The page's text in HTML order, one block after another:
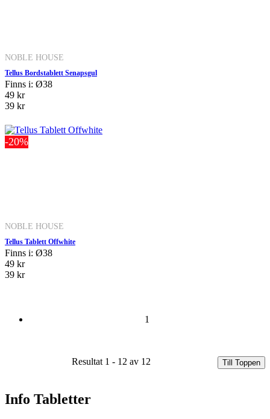
NOBLE HOUSE
Tellus Bordstablett Senapsgul
Finns i: Ø38
49 kr
39 kr
-20%
NOBLE HOUSE
Tellus Tablett Offwhite
Finns i: Ø38
49 kr
39 kr
1
Resultat 1 - 12 av 12 Till Toppen
Info Tabletter